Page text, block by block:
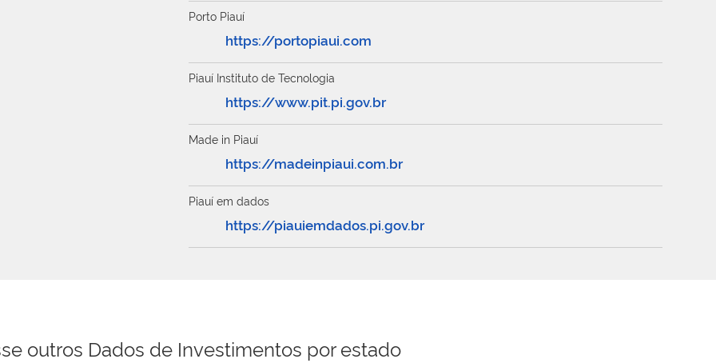
Porto Piauí
https://portopiaui.com
Piauí Instituto de Tecnologia
https://www.pit.pi.gov.br
Made in Piauí
https://madeinpiaui.com.br
Piauí em dados
https://piauiemdados.pi.gov.br
outros Dados de Investimentos por estado